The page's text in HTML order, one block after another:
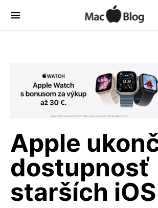
Apple
dostupnosť
starších